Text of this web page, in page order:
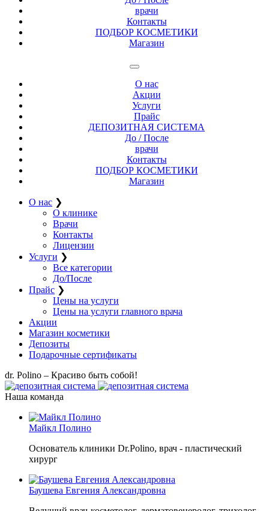
врачи
Контакты
ПОДБОР КОСМЕТИКИ
Магазин
О нас
Акции
Услуги
Прайс
ДЕПОЗИТНАЯ СИСТЕМА
До / После
врачи
Контакты
ПОДБОР КОСМЕТИКИ
Магазин
О нас ❯
О клинике
Врачи
Контакты
Лицензии
Услуги ❯
Все категории
До/После
Прайс ❯
Цены на услуги
Цены на услуги главного врача
Акции
Магазин косметики
Депозиты
Подарочные сертификаты
dr. Polino – Красиво быть собой!
Наша команда
Майкл Полино
Основатель клиники Dr.Polino, врач - пластический
хирург
Баушева Евгения Александровна